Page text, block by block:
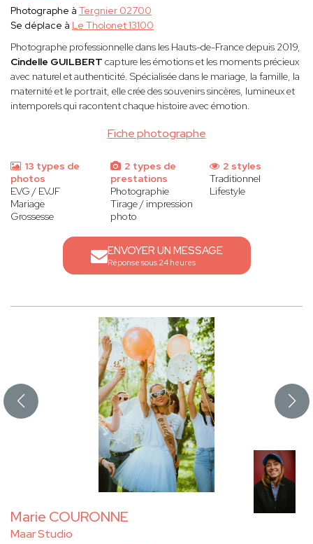
Fiche photographe
Photographe à Tergnier 02700
Se déplace à Le Tholonet 13100
Photographe professionnelle dans les Hauts-de-France depuis 2019,
Cindelle GUILBERT capture les émotions et les moments précieux
avec naturel et authenticité. Spécialisée dans le mariage, la famille, la
maternité et le portrait, elle crée des souvenirs sincères, lumineux et
intemporels qui racontent chaque histoire avec émotion.
13 types de
photos
EVG / EVJF
Mariage
Grossesse
2 types de
prestations
Photographie
Tirage / impression
photo
2 styles
Traditionnel
Lifestyle
ENVOYER UN MESSAGE
Réponse sous 24 heures
Marie COURONNE
Maar Studio